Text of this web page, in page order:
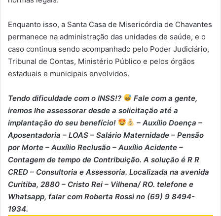
Enquanto isso, a Santa Casa de Misericórdia de Chavantes
permanece na administração das unidades de saúde, e o
caso continua sendo acompanhado pelo Poder Judiciário,
Tribunal de Contas, Ministério Público e pelos órgãos
estaduais e municipais envolvidos.
Tendo dificuldade com o INSS!?
Fale com a gente,
iremos lhe assessorar desde a solicitação até a
implantação do seu benefício!
– Auxílio Doença –
⁠Aposentadoria – ⁠LOAS – ⁠Salário Maternidade – ⁠Pensão
por Morte – ⁠Auxílio Reclusão – ⁠Auxílio Acidente –
⁠Contagem de tempo de Contribuição. A solução é R R
CRED – Consultoria e Assessoria. Localizada na avenida
Curitiba, 2880 – Cristo Rei – Vilhena/ RO. telefone e
Whatsapp, falar com Roberta Rossi no (69) 9 8494-
1934.